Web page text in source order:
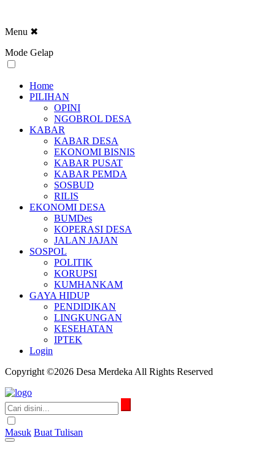
Menu ✖
Mode Gelap
Home
PILIHAN
OPINI
NGOBROL DESA
KABAR
KABAR DESA
EKONOMI BISNIS
KABAR PUSAT
KABAR PEMDA
SOSBUD
RILIS
EKONOMI DESA
BUMDes
KOPERASI DESA
JALAN JAJAN
SOSPOL
POLITIK
KORUPSI
KUMHANKAM
GAYA HIDUP
PENDIDIKAN
LINGKUNGAN
KESEHATAN
IPTEK
Login
Copyright ©2026 Desa Merdeka All Rights Reserved
Masuk Buat Tulisan